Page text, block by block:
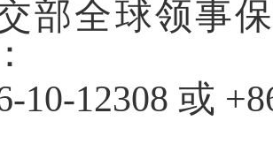
部全球领事
10-12308 或